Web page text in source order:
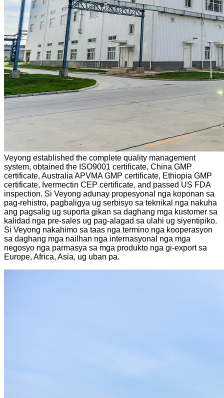
Veyong established the complete quality management
system, obtained the ISO9001 certificate, China GMP
certificate, Australia APVMA GMP certificate, Ethiopia GMP
certificate, Ivermectin CEP certificate, and passed US FDA
inspection. Si Veyong adunay propesyonal nga koponan sa
pag-rehistro, pagbaligya ug serbisyo sa teknikal nga nakuha
ang pagsalig ug suporta gikan sa daghang mga kustomer sa
kalidad nga pre-sales ug pag-alagad sa ulahi ug siyentipiko.
Si Veyong nakahimo sa taas nga termino nga kooperasyon
sa daghang mga nailhan nga internasyonal nga mga
negosyo nga parmasya sa mga produkto nga gi-export sa
Europe, Africa, Asia, ug uban pa.